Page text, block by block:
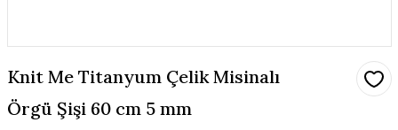
Knit Me Titanyum Çelik Misinalı
Örgü Şişi 60 cm 5 mm